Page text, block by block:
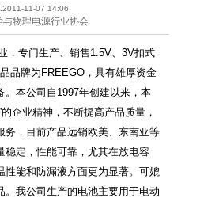
2011-11-07 14:06
与物理电源行业协会
，专门生产、销售1.5V、3V扣式
品牌为FREEGO，具有雄厚资金
。本公司自1997年创建以来，本
企业精神，不断提高产品质量，
务，目前产品远销欧美、东南亚等
稳定，性能可靠，尤其在放电容
性能和防漏液方面更为显著。可媲
。我公司生产的电池主要用于电动